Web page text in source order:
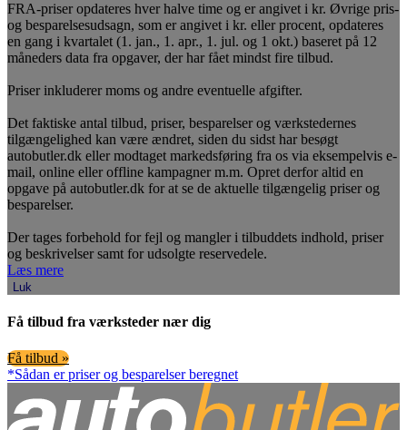
FRA-priser opdateres hver halve time og er angivet i kr. Øvrige pris-
og besparelsesudsagn, som er angivet i kr. eller procent, opdateres
en gang i kvartalet (1. jan., 1. apr., 1. jul. og 1 okt.) baseret på 12
måneders data fra opgaver, der har fået mindst fire tilbud.
Priser inkluderer moms og andre eventuelle afgifter.
Det faktiske antal tilbud, priser, besparelser og værkstedernes
tilgængelighed kan være ændret, siden du sidst har besøgt
autobutler.dk eller modtaget markedsføring fra os via eksempelvis e-
mail, online eller offline kampagner m.m. Opret derfor altid en
opgave på autobutler.dk for at se de aktuelle tilgængelig priser og
besparelser.
Der tages forbehold for fejl og mangler i tilbuddets indhold, priser
og beskrivelser samt for udsolgte reservedele.
Læs mere
Luk
Få tilbud fra værksteder nær dig
Få tilbud »
*Sådan er priser og besparelser beregnet